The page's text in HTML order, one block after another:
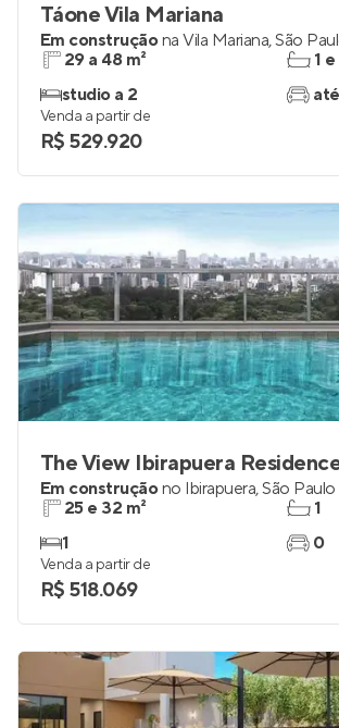
Táone Vila Mariana
Em construçãona Vila Mariana,São
29 a 48 m²
studio a 2
1
Venda a partir de
R$ 529.920
The View Ibirapuera
Em construçãono Ibirapuera,São Paulo
25 e 32 m²
1
1
0
Venda a partir de
R$ 518.069